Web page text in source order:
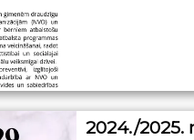
2024./2025.